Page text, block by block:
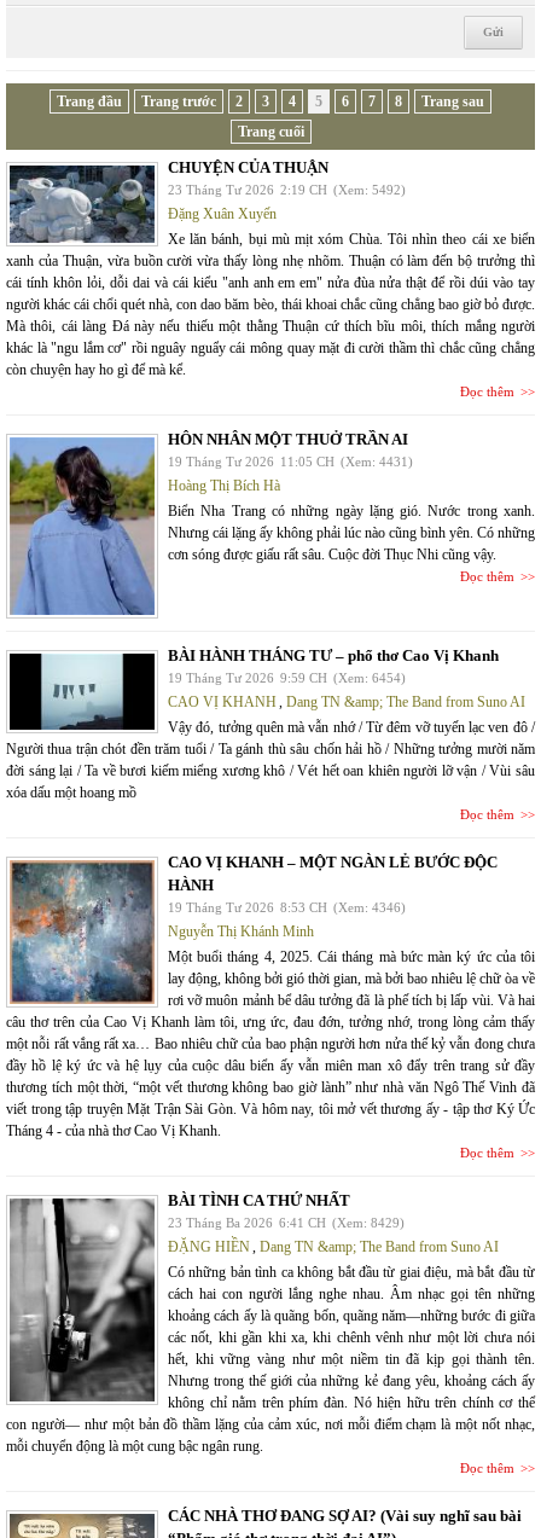
Trang đầu Trang trước 2 3 4 5 6 7 8
Trang sau
Trang cuối
CHUYỆN CỦA THUẬN
23 Tháng Tư 2026 2:19 CH (Xem: 5492)
Đặng Xuân Xuyến
Xe lăn bánh, bụi mù mịt xóm Chùa. Tôi nhìn theo cái xe biển
xanh của Thuận, vừa buồn cười vừa thấy lòng nhẹ nhõm. Thuận có làm đến bộ trưởng thì
cái tính khôn lỏi, dỗi dai và cái kiểu "anh anh em em" nửa đùa nửa thật để rồi dúi vào tay
người khác cái chổi quét nhà, con dao băm bèo, thái khoai chắc cũng chẳng bao giờ bỏ được.
Mà thôi, cái làng Đá này nếu thiếu một thằng Thuận cứ thích bĩu môi, thích mắng người
khác là "ngu lắm cơ" rồi nguây nguẩy cái mông quay mặt đi cười thầm thì chắc cũng chẳng
còn chuyện hay ho gì để mà kể.
Đọc thêm
HÔN NHÂN MỘT THUỞ TRẦN AI
19 Tháng Tư 2026 11:05 CH (Xem: 4431)
Hoàng Thị Bích Hà
Biển Nha Trang có những ngày lặng gió. Nước trong xanh.
Nhưng cái lặng ấy không phải lúc nào cũng bình yên. Có những
cơn sóng được giấu rất sâu. Cuộc đời Thục Nhi cũng vậy.
Đọc thêm
BÀI HÀNH THÁNG TƯ – phổ thơ Cao Vị Khanh
19 Tháng Tư 2026 9:59 CH (Xem: 6454)
CAO VỊ KHANH, Dang TN &amp; The Band from Suno AI
Vậy đó, tưởng quên mà vẫn nhớ / Từ đêm vỡ tuyến lạc ven đô /
Người thua trận chót đền trăm tuổi / Ta gánh thù sâu chốn hải hồ / Những tưởng mười năm
đời sáng lại / Ta về bươi kiếm miểng xương khô / Vét hết oan khiên người lỡ vận / Vùi sâu
xóa dấu một hoang mồ
Đọc thêm
CAO VỊ KHANH – MỘT NGÀN LẺ BƯỚC ĐỘC
HÀNH
19 Tháng Tư 2026 8:53 CH (Xem: 4346)
Nguyễn Thị Khánh Minh
Một buổi tháng 4, 2025. Cái tháng mà bức màn ký ức của tôi
lay động, không bởi gió thời gian, mà bởi bao nhiêu lệ chữ òa về
rơi vỡ muôn mảnh bể dâu tưởng đã là phế tích bị lấp vùi. Và hai
câu thơ trên của Cao Vị Khanh làm tôi, ưng ức, đau đớn, tưởng nhớ, trong lòng cảm thấy
một nỗi rất vắng rất xa… Bao nhiêu chữ của bao phận người hơn nửa thế kỷ vẫn đong chưa
đầy hồ lệ ký ức và hệ lụy của cuộc dâu biển ấy vẫn miên man xô đẩy trên trang sử đầy
thương tích một thời, “một vết thương không bao giờ lành” như nhà văn Ngô Thế Vinh đã
viết trong tập truyện Mặt Trận Sài Gòn. Và hôm nay, tôi mở vết thương ấy - tập thơ Ký Ức
Tháng 4 - của nhà thơ Cao Vị Khanh.
Đọc thêm
BÀI TÌNH CA THỨ NHẤT
23 Tháng Ba 2026 6:41 CH (Xem: 8429)
ĐẶNG HIỀN, Dang TN &amp; The Band from Suno AI
Có những bản tình ca không bắt đầu từ giai điệu, mà bắt đầu từ
cách hai con người lắng nghe nhau. Âm nhạc gọi tên những
khoảng cách ấy là quãng bốn, quãng năm—những bước đi giữa
các nốt, khi gần khi xa, khi chênh vênh như một lời chưa nói
hết, khi vững vàng như một niềm tin đã kịp gọi thành tên.
Nhưng trong thế giới của những kẻ đang yêu, khoảng cách ấy
không chỉ nằm trên phím đàn. Nó hiện hữu trên chính cơ thể
con người— như một bản đồ thầm lặng của cảm xúc, nơi mỗi điểm chạm là một nốt nhạc,
mỗi chuyển động là một cung bậc ngân rung.
Đọc thêm
CÁC NHÀ THƠ ĐANG SỢ AI? (Vài suy nghĩ sau bài